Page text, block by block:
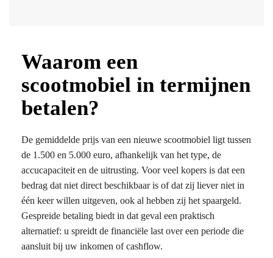
Waarom een
scootmobiel in termijnen
betalen?
De gemiddelde prijs van een nieuwe scootmobiel ligt tussen
de 1.500 en 5.000 euro, afhankelijk van het type, de
accucapaciteit en de uitrusting. Voor veel kopers is dat een
bedrag dat niet direct beschikbaar is of dat zij liever niet in
één keer willen uitgeven, ook al hebben zij het spaargeld.
Gespreide betaling biedt in dat geval een praktisch
alternatief: u spreidt de financiële last over een periode die
aansluit bij uw inkomen of cashflow.